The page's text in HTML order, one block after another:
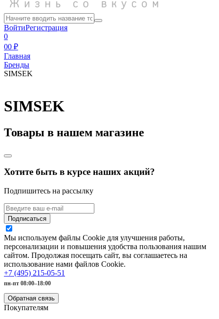
ВойтиРегистрация
0
00 ₽
Главная
Бренды
SIMSEK
SIMSEK
Товары в нашем магазине
Хотите быть в курсе наших акций?
Подпишитесь на рассылку
Подписаться
Мы используем файлы Cookie для улучшения работы,
персонализации и повышения удобства пользования нашим
сайтом. Продолжая посещать сайт, вы соглашаетесь на
использование нами файлов Cookie.
+7 (495) 215-05-51
пн-пт 08:00–18:00
Обратная связь
Покупателям